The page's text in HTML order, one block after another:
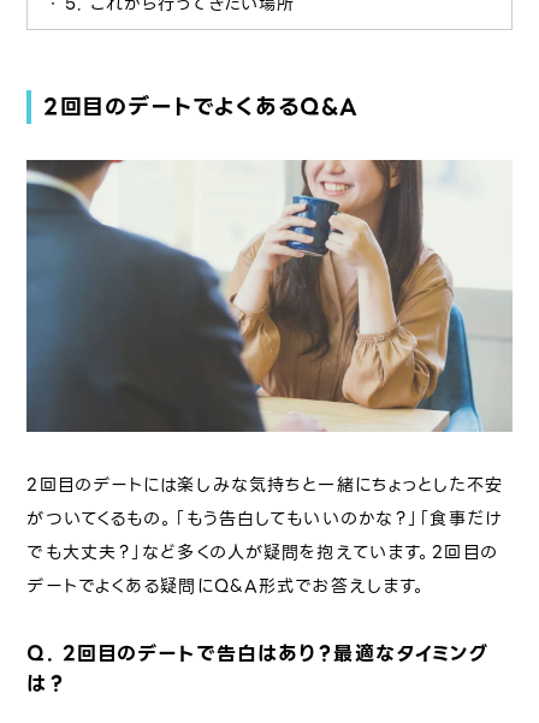
2回目のデートでよくあるQ&A
2回目のデートには楽しみな気持ちと一緒にちょっとした不安
がついてくるもの。「もう告白してもいいのかな？」「食事だけ
でも大丈夫？」など多くの人が疑問を抱えています。2回目の
デートでよくある疑問にQ&A形式でお答えします。
Q. 2回目のデートで告白はあり？最適なタイミング
は？